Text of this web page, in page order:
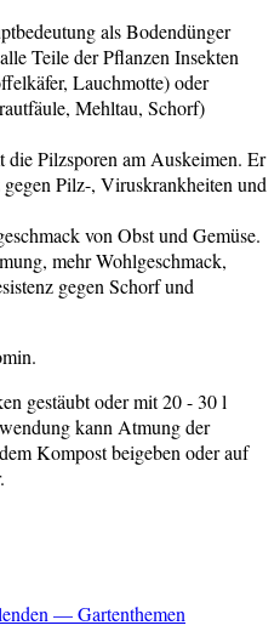
als Bodendünger
Teile der Pflanzen Insekten
Lauchmotte) oder
Mehltau, Schorf)
die Pilzsporen am Auskeimen. Er
Pilz-, Viruskrankheiten und
von Obst und Gemüse.
mehr Wohlgeschmack,
gegen Schorf und
gestäubt oder mit 20 - 30 l
kann Atmung der
Kompost beigeben oder auf
— Gartenthemen